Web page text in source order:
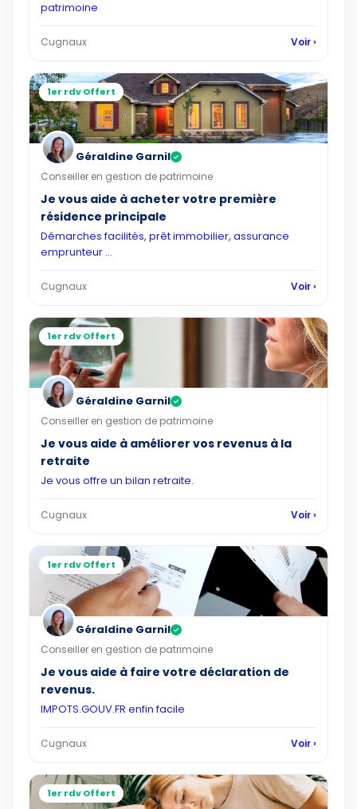
patrimoine
Cugnaux Voir ›
1er rdv Offert
Géraldine Garnil ✓
Conseiller en gestion de patrimoine
Je vous aide à acheter votre première
résidence principale
Démarches facilités, prêt immobilier, assurance
emprunteur ...
Cugnaux Voir ›
1er rdv Offert
Géraldine Garnil ✓
Conseiller en gestion de patrimoine
Je vous aide à améliorer vos revenus à la
retraite
Je vous offre un bilan retraite.
Cugnaux Voir ›
1er rdv Offert
Géraldine Garnil ✓
Conseiller en gestion de patrimoine
Je vous aide à faire votre déclaration de
revenus.
IMPOTS.GOUV.FR enfin facile
Cugnaux Voir ›
1er rdv Offert